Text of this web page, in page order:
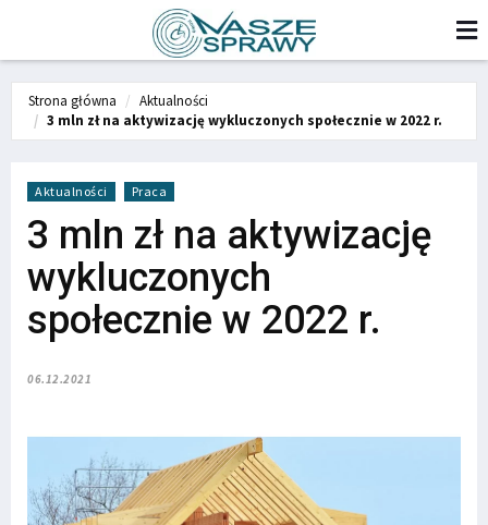
Strona główna
Aktualności
3 mln zł na aktywizację wykluczonych społecznie w 2022 r.
Aktualności Praca
3 mln zł na aktywizację
wykluczonych
społecznie w 2022 r.
06.12.2021